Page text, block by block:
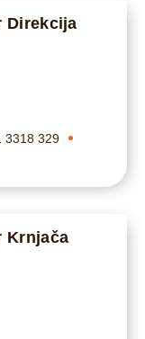
Direkcija
3318 329
Krnjača